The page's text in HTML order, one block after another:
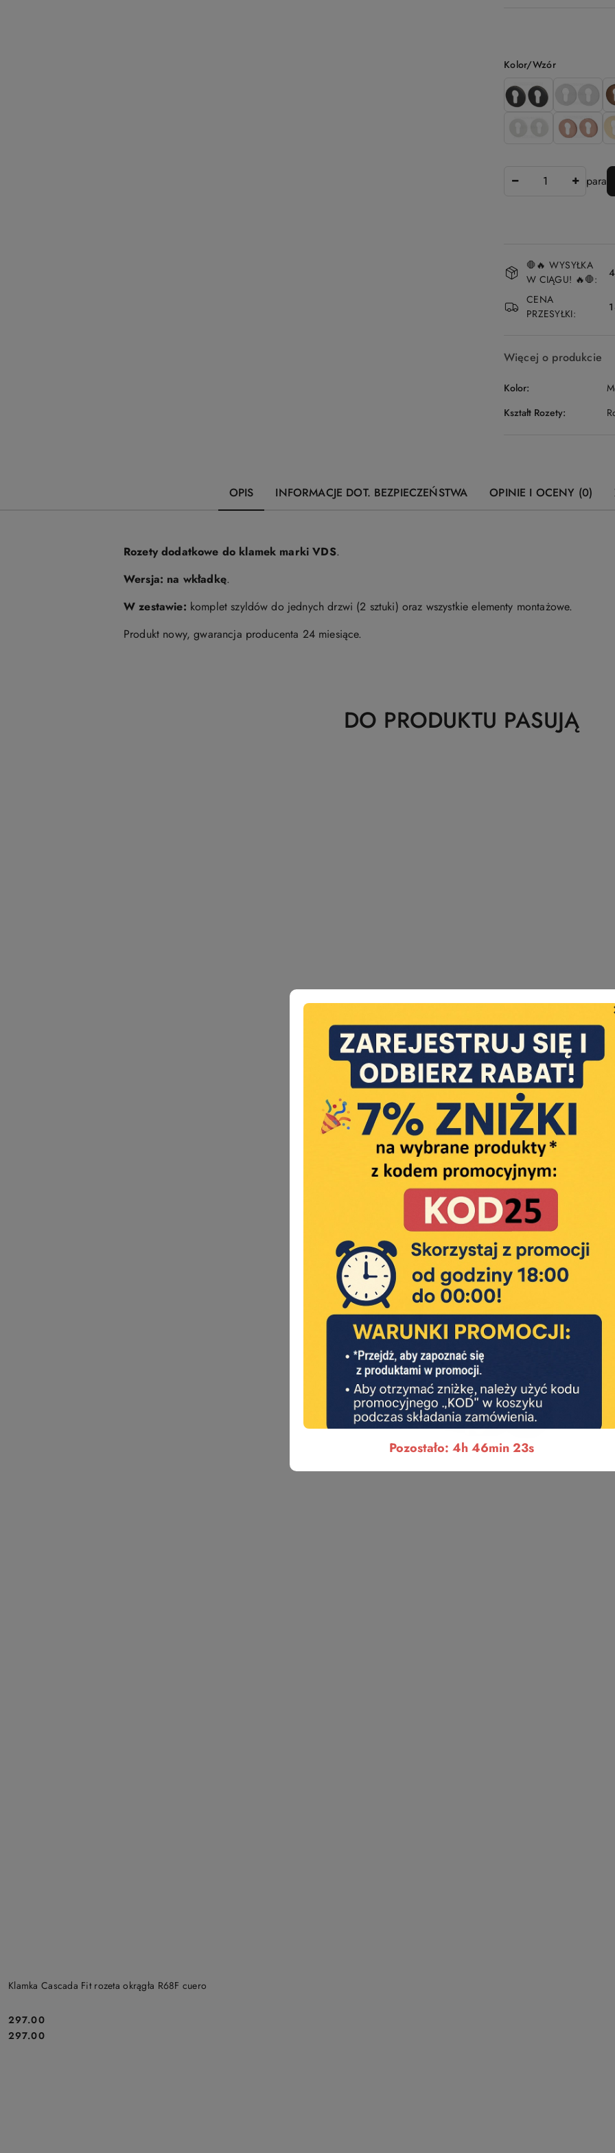
Pozostało: 4h 46min 23s
Wariant
Kolor/Wzór
para
Dostępność
i
dostawa
🛑🔥 WYSYŁKA
W CIĄGU! 🔥🛑:
CENA
PRZESYŁKI:
Więcej o produkcie
Kolor:
Kształt Rozety:
OPIS INFORMACJE DOT. BEZPIECZEŃSTWA OPINIE I OCENY (0)
Rozety dodatkowe do klamek marki VDS.
Wersja: na wkładkę.
W zestawie: komplet szyldów do jednych drzwi (2 sztuki) oraz wszystkie elementy montażowe.
Produkt nowy, gwarancja producenta 24 miesiące.
Produkty
DO PRODUKTU PASUJĄ
Klamka Cascada Fit rozeta okrągła R68F cuero
Cena:
297.00
Cena:
297.00